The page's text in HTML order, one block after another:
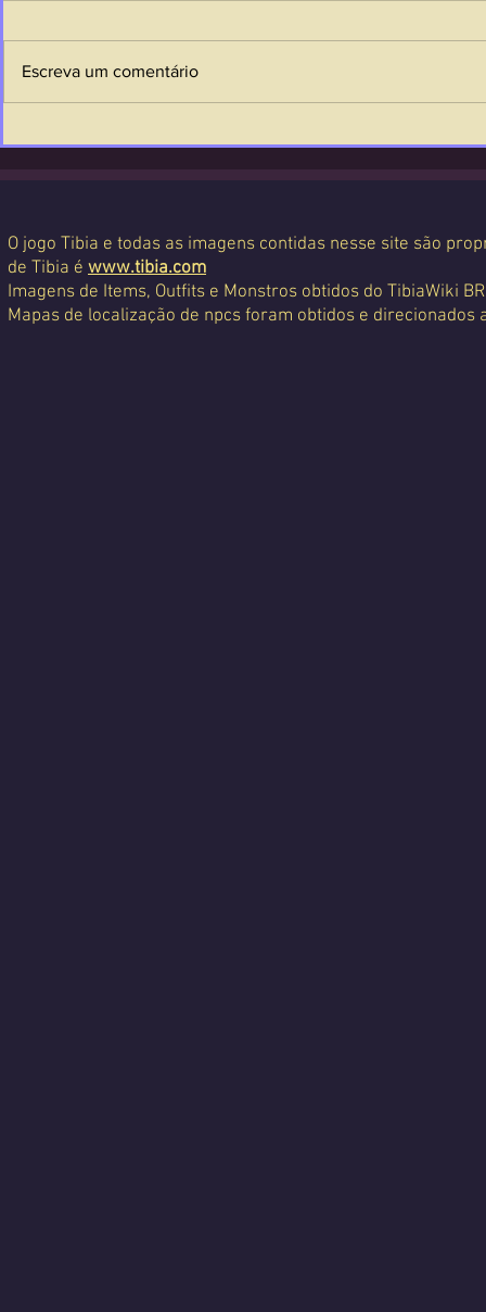
Escreva um comentário
O jogo Tibia e todas as imagens contidas nesse site são
de Tibia é www.tibia.com
Imagens de Items, Outfits e Monstros obtidos do TibiaWiki
Mapas de localização de npcs foram obtidos e direcionados